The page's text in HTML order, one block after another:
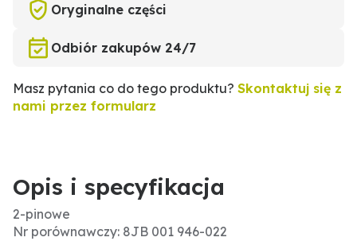
Oryginalne części
Odbiór zakupów 24/7
Masz pytania co do tego produktu? Skontaktuj się z
nami przez formularz
Opis i specyfikacja
2-pinowe
Nr porównawczy: 8JB 001 946-022